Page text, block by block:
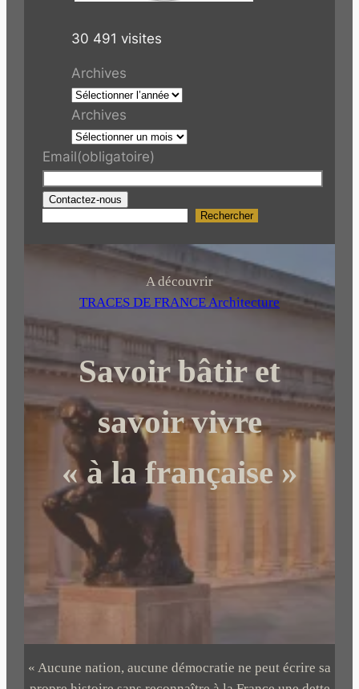
30 491 visites
Archives
Archives
Email(obligatoire)
Contactez-nous
R
r
c
h
r
Rechercher
A découvrir
TRACES DE FRANCE Architecture
Savoir bâtir et
savoir vivre
« à la française »
« Aucune nation, aucune démocratie ne peut écrire sa